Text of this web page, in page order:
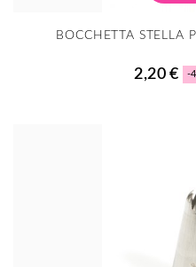
BOCCHETTA STELLA
2,20 € -